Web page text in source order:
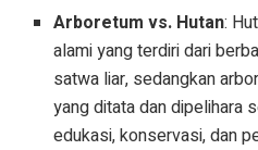
Arboretum vs. Hutan:
alami yang terdiri dari
satwa liar, sedangkan
yang ditata dan dipelihara
edukasi, konservasi, dan